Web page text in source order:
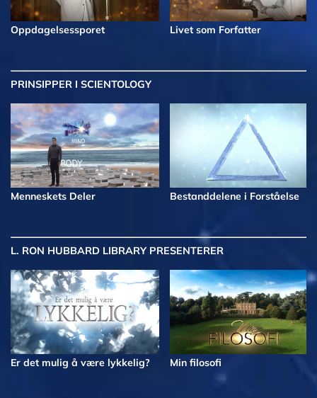
Oppdagelsessporet Livet som Forfatter
PRINSIPPER I SCIENTOLOGY
Menneskets Deler Bestanddelene i Forståelse
L. RON HUBBARD LIBRARY PRESENTERER
Er det mulig å være lykkelig? Min filosofi